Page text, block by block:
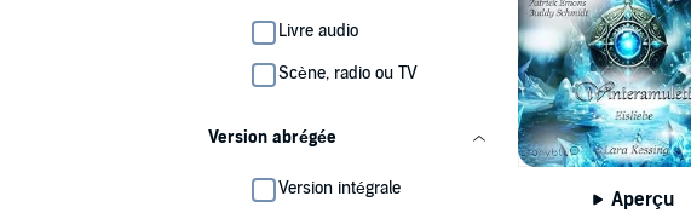
Livre audio
Scène, radio ou TV
Version abrégée
Version intégrale Aperçu